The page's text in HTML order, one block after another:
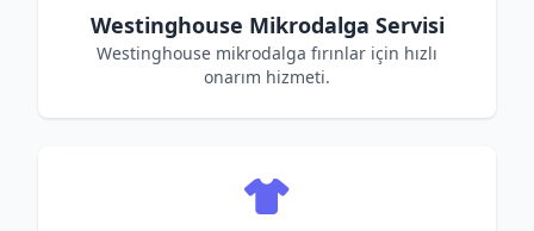
Westinghouse Mikrodalga Servisi
Westinghouse mikrodalga fırınlar için hızlı
onarım hizmeti.